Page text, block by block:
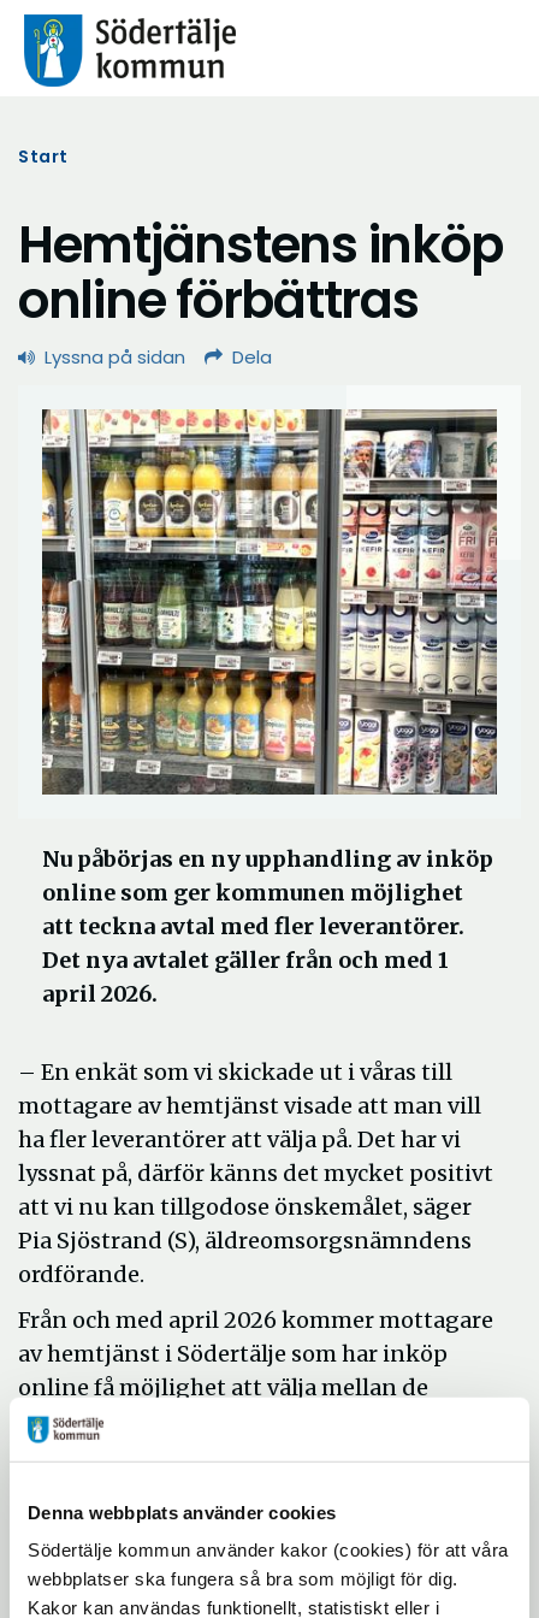
Denna webbplats använder cookies
Södertälje kommun använder kakor (cookies) för att våra
webbplatser ska fungera så bra som möjligt för dig.
Kakor kan användas funktionellt, statistiskt eller i
Start
Hemtjänstens inköp
online förbättras
Lyssna på sidan Dela
Nu påbörjas en ny upphandling av inköp
online som ger kommunen möjlighet
att teckna avtal med fler leverantörer.
Det nya avtalet gäller från och med 1
april 2026.
– En enkät som vi skickade ut i våras till
mottagare av hemtjänst visade att man vill
ha fler leverantörer att välja på. Det har vi
lyssnat på, därför känns det mycket positivt
att vi nu kan tillgodose önskemålet, säger
Pia Sjöstrand (S), äldreomsorgsnämndens
ordförande.
Från och med april 2026 kommer mottagare
av hemtjänst i Södertälje som har inköp
online få möjlighet att välja mellan de
leverantörer som lämnat anbud. Den som
får hjälpen bestämmer själv vilka matvaror
Möjligheten att byta leverantör kommer att
finnas vid 3 tillfällen under året.
Hemtjänstpersonalen har med sig en